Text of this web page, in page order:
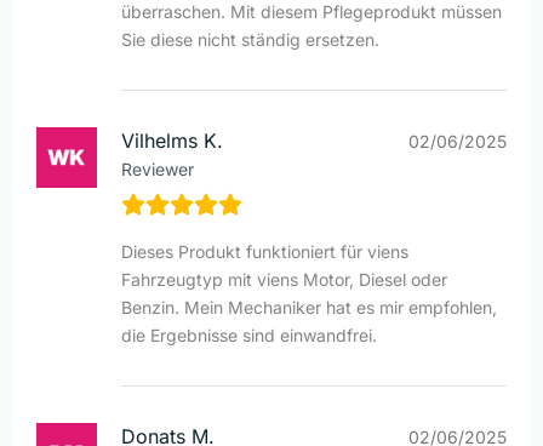
überraschen. Mit diesem Pflegeprodukt müssen
Sie diese nicht ständig ersetzen.
Vilhelms K.
Reviewer
02/06/2025
Dieses Produkt funktioniert für viens
Fahrzeugtyp mit viens Motor, Diesel oder
Benzin. Mein Mechaniker hat es mir empfohlen,
die Ergebnisse sind einwandfrei.
Donats M. 02/06/2025